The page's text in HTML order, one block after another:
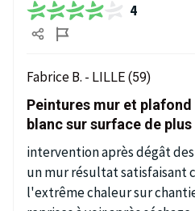
4
Fabrice B. - LILLE (59)
Peintures mur et
blanc sur surface de plus
intervention après dégât
un mur résultat satisfaisant
l'extrême chaleur sur